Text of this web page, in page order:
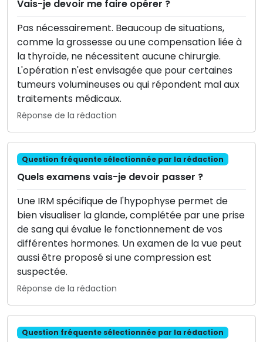
Vais-je devoir me faire opérer ?
Pas nécessairement. Beaucoup de situations,
comme la grossesse ou une compensation liée à
la thyroïde, ne nécessitent aucune chirurgie.
L'opération n'est envisagée que pour certaines
tumeurs volumineuses ou qui répondent mal aux
traitements médicaux.
Réponse de la rédaction
Question fréquente sélectionnée par la rédaction
Quels examens vais-je devoir passer ?
Une IRM spécifique de l'hypophyse permet de
bien visualiser la glande, complétée par une prise
de sang qui évalue le fonctionnement de vos
différentes hormones. Un examen de la vue peut
aussi être proposé si une compression est
suspectée.
Réponse de la rédaction
Question fréquente sélectionnée par la rédaction